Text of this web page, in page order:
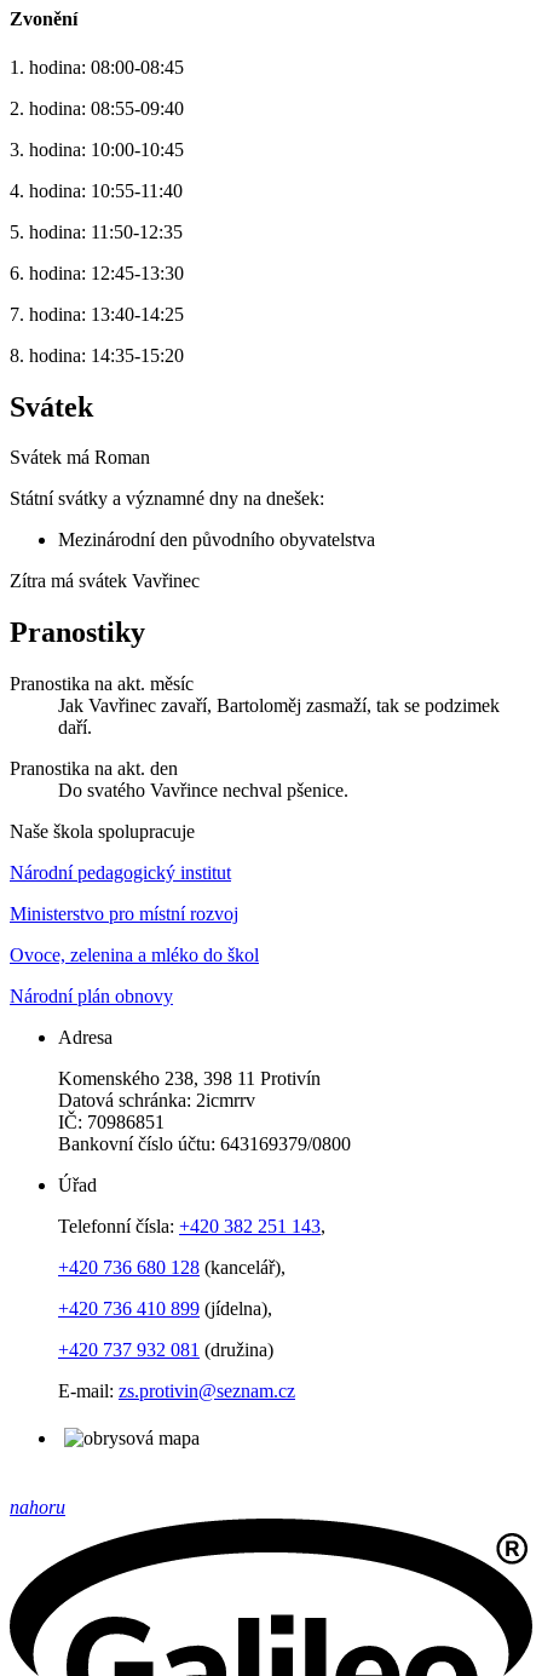
Zvonění
1. hodina: 08:00-08:45
2. hodina: 08:55-09:40
3. hodina: 10:00-10:45
4. hodina: 10:55-11:40
5. hodina: 11:50-12:35
6. hodina: 12:45-13:30
7. hodina: 13:40-14:25
8. hodina: 14:35-15:20
Svátek
Svátek má Roman
Státní svátky a významné dny na dnešek:
Mezinárodní den původního obyvatelstva
Zítra má svátek Vavřinec
Pranostiky
Pranostika na akt. měsíc
Jak Vavřinec zavaří, Bartoloměj zasmaží, tak se podzimek
daří.
Pranostika na akt. den
Do svatého Vavřince nechval pšenice.
Naše škola spolupracuje
Národní pedagogický institut
Ministerstvo pro místní rozvoj
Ovoce, zelenina a mléko do škol
Národní plán obnovy
Adresa
Komenského 238, 398 11 Protivín
Datová schránka: 2icmrrv
IČ: 70986851
Bankovní číslo účtu: 643169379/0800
Úřad
Telefonní čísla: +420 382 251 143,
+420 736 680 128 (kancelář),
+420 736 410 899 (jídelna),
+420 737 932 081 (družina)
E-mail: zs.protivin@seznam.cz
nahoru